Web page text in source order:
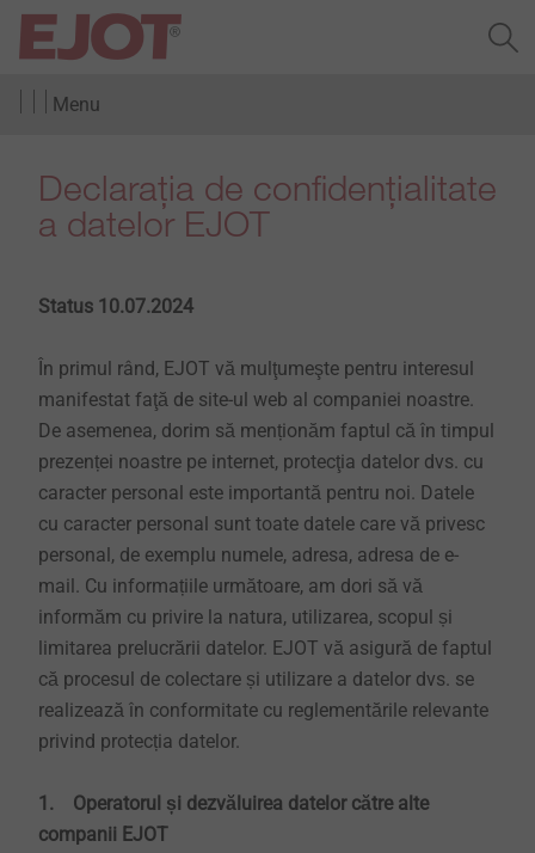
Menu
Declarația de confidențialitate
a datelor EJOT
Status 10.07.2024
În primul rând, EJOT vă mulţumeşte pentru interesul
manifestat faţă de site-ul web al companiei noastre.
De asemenea, dorim să menționăm faptul că în timpul
prezenței noastre pe internet, protecţia datelor dvs. cu
caracter personal este importantă pentru noi. Datele
cu caracter personal sunt toate datele care vă privesc
personal, de exemplu numele, adresa, adresa de e-
mail. Cu informațiile următoare, am dori să vă
informăm cu privire la natura, utilizarea, scopul și
limitarea prelucrării datelor. EJOT vă asigură de faptul
că procesul de colectare și utilizare a datelor dvs. se
realizează în conformitate cu reglementările relevante
privind protecția datelor.
1. Operatorul și dezvăluirea datelor către alte
companii EJOT